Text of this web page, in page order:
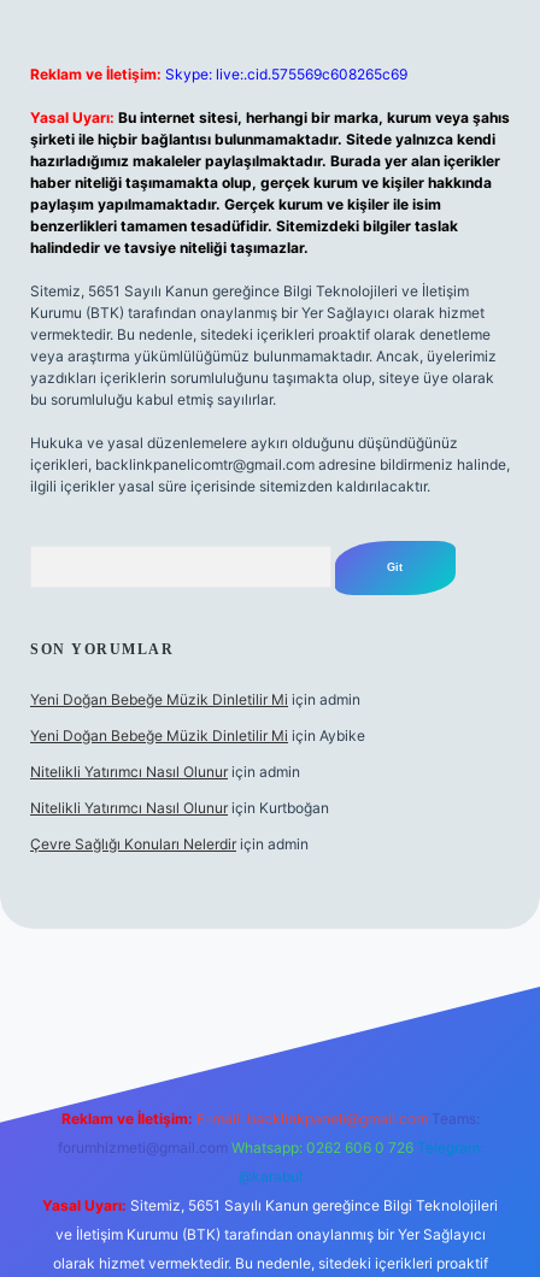
Reklam ve İletişim: Skype: live:.cid.575569c608265c69
Yasal Uyarı: Bu internet sitesi, herhangi bir marka, kurum veya şahıs
şirketi ile hiçbir bağlantısı bulunmamaktadır. Sitede yalnızca kendi
hazırladığımız makaleler paylaşılmaktadır. Burada yer alan içerikler
haber niteliği taşımamakta olup, gerçek kurum ve kişiler hakkında
paylaşım yapılmamaktadır. Gerçek kurum ve kişiler ile isim
benzerlikleri tamamen tesadüfidir. Sitemizdeki bilgiler taslak
halindedir ve tavsiye niteliği taşımazlar.
Sitemiz, 5651 Sayılı Kanun gereğince Bilgi Teknolojileri ve İletişim
Kurumu (BTK) tarafından onaylanmış bir Yer Sağlayıcı olarak hizmet
vermektedir. Bu nedenle, sitedeki içerikleri proaktif olarak denetleme
veya araştırma yükümlülüğümüz bulunmamaktadır. Ancak, üyelerimiz
yazdıkları içeriklerin sorumluluğunu taşımakta olup, siteye üye olarak
bu sorumluluğu kabul etmiş sayılırlar.
Hukuka ve yasal düzenlemelere aykırı olduğunu düşündüğünüz
içerikleri, backlinkpanelicomtr@gmail.com adresine bildirmeniz halinde,
ilgili içerikler yasal süre içerisinde sitemizden kaldırılacaktır.
SON YORUMLAR
Yeni Doğan Bebeğe Müzik Dinletilir Mi için admin
Yeni Doğan Bebeğe Müzik Dinletilir Mi için Aybike
Nitelikli Yatırımcı Nasıl Olunur için admin
Nitelikli Yatırımcı Nasıl Olunur için Kurtboğan
Çevre Sağlığı Konuları Nelerdir için admin
Reklam ve İletişim: E-mail: backlinkpaneli@gmail.com Teams:
forumhizmeti@gmail.com Whatsapp: 0262 606 0 726 Telegram:
@karabul
Yasal Uyarı: Sitemiz, 5651 Sayılı Kanun gereğince Bilgi Teknolojileri
ve İletişim Kurumu (BTK) tarafından onaylanmış bir Yer Sağlayıcı
olarak hizmet vermektedir. Bu nedenle, sitedeki içerikleri proaktif